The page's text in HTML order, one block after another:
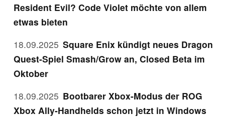
Resident Evil? Code Violet möchte von allem
etwas bieten
18.09.2025 Square Enix kündigt neues Dragon
Quest-Spiel Smash/Grow an, Closed Beta im
Oktober
18.09.2025 Bootbarer Xbox-Modus der ROG
Xbox Ally-Handhelds schon jetzt in Windows